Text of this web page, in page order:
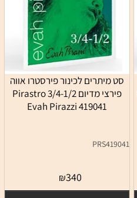
סט מיתרים לכינור פירסטרו אווה
פירצי מדיום 3/4-1/2 Pirastro
Evah Pirazzi 419041
PRS419041
₪340